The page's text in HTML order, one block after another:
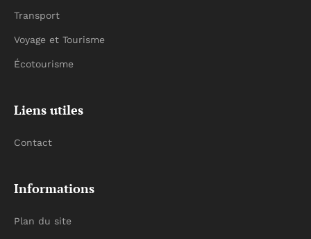
Transport
Voyage et Tourisme
Écotourisme
Liens utiles
Contact
Informations
Plan du site